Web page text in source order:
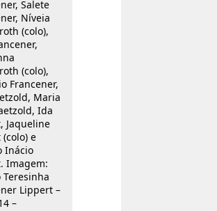
Salete
Níveia
(colo),
(colo),
Francener,
Maria
Ida
Jaqueline
(colo) e
Inácio
Imagem:
Teresinha
Lippert –
–